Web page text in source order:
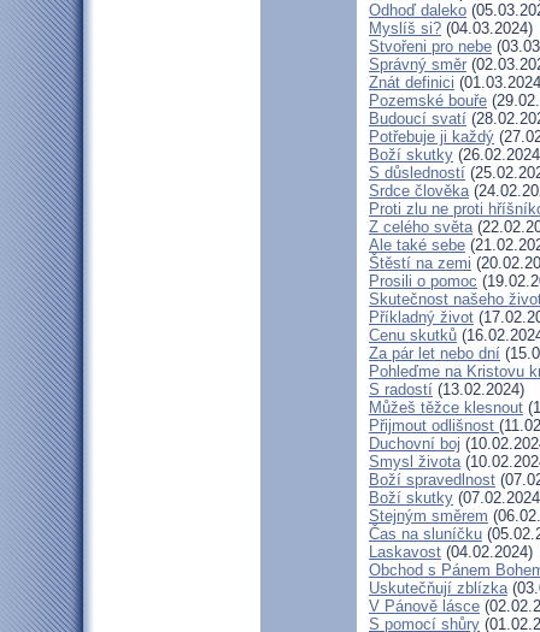
Odhoď daleko
Myslíš si? (04.03.2024)
Stvořeni pro nebe
Správný směr
Znát definici
Pozemské bouře
Budoucí svatí
Potřebuje ji každý
Boží skutky
S důsledností
Srdce člověka
Proti zlu ne proti
Z celého světa
Ale také sebe
Štěstí na zemi
Prosili o pomoc
Skutečnost našeho
Příkladný život
Cenu skutků
Za pár let nebo dní
Pohleďme na Kristovu
S radostí (13.02.2024)
Můžeš těžce klesnout
Přijmout odlišnost
Duchovní boj
Smysl života
Boží spravedlnost
Boží skutky
Stejným směrem
Čas na sluníčku
Laskavost (04.02.2024)
Obchod s Pánem
Uskutečňují zblízka
V Pánově lásce
S pomocí shůry